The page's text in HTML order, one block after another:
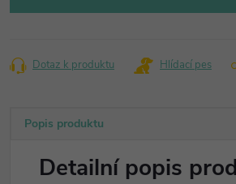
Dotaz k produktu Hlídací pes
Popis produktu
Detailní popis